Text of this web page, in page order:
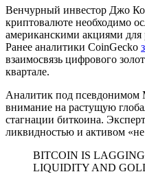
Венчурный инвестор Джо
криптовалюте необходимо
американскими акциями для
Ранее аналитики CoinGecko
взаимосвязь цифрового
квартале.
Аналитик под псевдонимом
внимание на растущую
стагнации биткоина.
ликвидностью и активом
BITCOIN IS
LIQUIDITY AND